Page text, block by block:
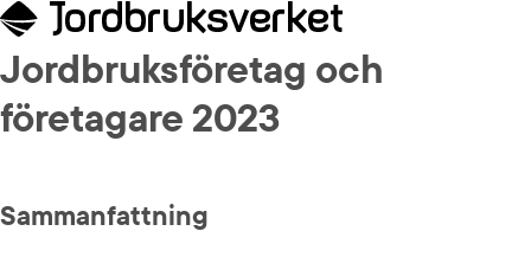
Jordbruksföretag och
företagare 2023
Sammanfattning